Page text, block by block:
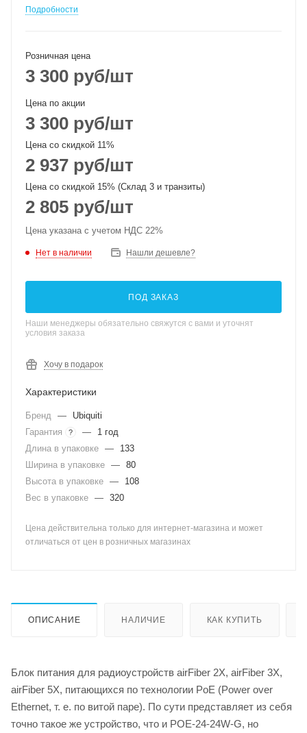
Подробности
Розничная цена
3 300 руб/шт
Цена по акции
3 300 руб/шт
Цена со скидкой 11%
2 937 руб/шт
Цена со скидкой 15% (Склад 3 и транзиты)
2 805 руб/шт
Цена указана с учетом НДС 22%
Нет в наличии Нашли дешевле?
ПОД ЗАКАЗ
Наши менеджеры обязательно свяжутся с вами и уточнят
условия заказа
Хочу в подарок
Характеристики
Бренд —
Ubiquiti
Гарантия
? —
1 год
Длина в упаковке —
133
Ширина в упаковке — 80
Высота в упаковке —
108
Вес в упаковке — 320
Цена действительна только для интернет-магазина и может
отличаться от цен в розничных магазинах
ОПИСАНИЕ НАЛИЧИЕ КАК КУПИТЬ
Блок питания для радиоустройств airFiber 2X, airFiber 3X,
airFiber 5X, питающихся по технологии PoE (Power over
Ethernet, т. е. по витой паре). По сути представляет из себя
точно такое же устройство, что и POE-24-24W-G, но